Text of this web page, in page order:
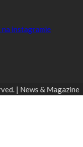
na instagramie
| News & Magazine